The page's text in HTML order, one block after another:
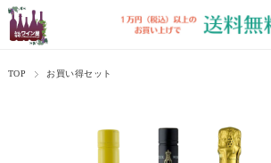
TOP お買い得セット